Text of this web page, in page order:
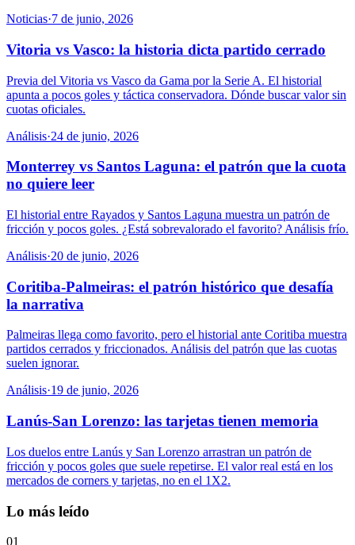
Noticias·7 de junio, 2026
Vitoria vs Vasco: la historia dicta partido cerrado
Previa del Vitoria vs Vasco da Gama por la Serie A. El historial
apunta a pocos goles y táctica conservadora. Dónde buscar valor sin
cuotas oficiales.
Análisis·24 de junio, 2026
Monterrey vs Santos Laguna: el patrón que la cuota
no quiere leer
El historial entre Rayados y Santos Laguna muestra un patrón de
fricción y pocos goles. ¿Está sobrevalorado el favorito? Análisis frío.
Análisis·20 de junio, 2026
Coritiba-Palmeiras: el patrón histórico que desafía
la narrativa
Palmeiras llega como favorito, pero el historial ante Coritiba muestra
partidos cerrados y friccionados. Análisis del patrón que las cuotas
suelen ignorar.
Análisis·19 de junio, 2026
Lanús-San Lorenzo: las tarjetas tienen memoria
Los duelos entre Lanús y San Lorenzo arrastran un patrón de
fricción y pocos goles que suele repetirse. El valor real está en los
mercados de corners y tarjetas, no en el 1X2.
Lo más leído
01